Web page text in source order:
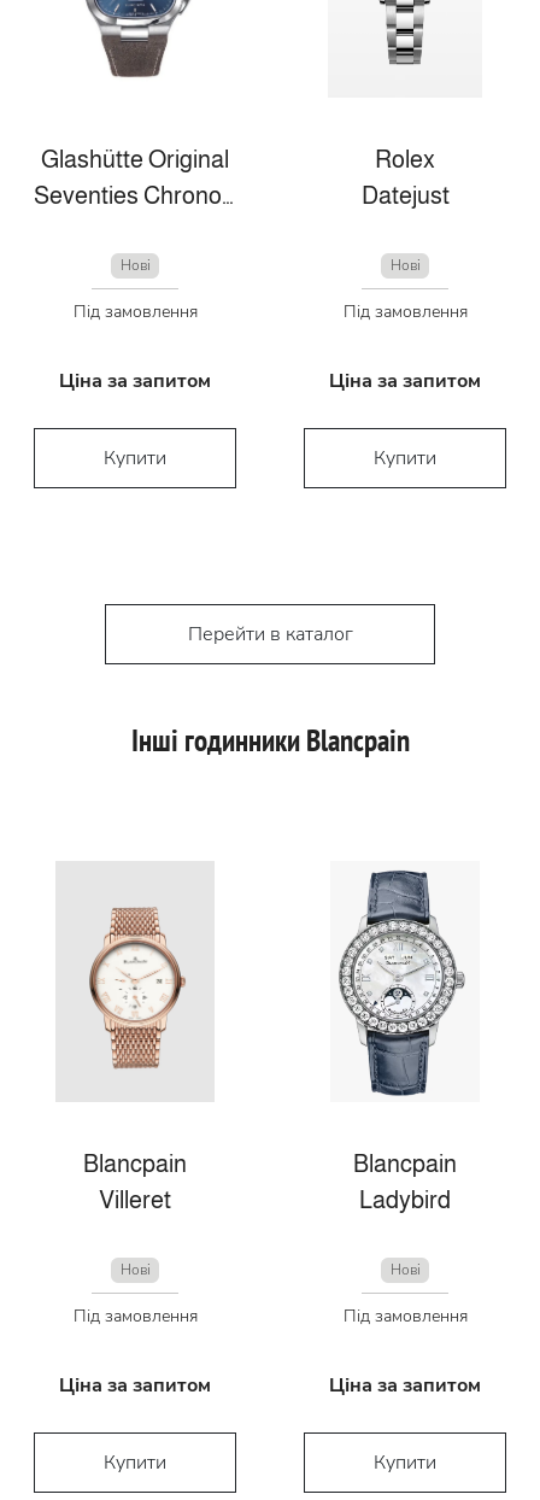
Glashütte Original
Seventies Chronograph Panorama Date
Нові
Під замовлення
Ціна за запитом
Купити
Rolex
Datejust
Нові
Під замовлення
Ціна за запитом
Купити
Перейти в каталог
Інші годинники Blancpain
Blancpain
Villeret
Нові
Під замовлення
Ціна за запитом
Купити
Blancpain
Ladybird
Нові
Під замовлення
Ціна за запитом
Купити